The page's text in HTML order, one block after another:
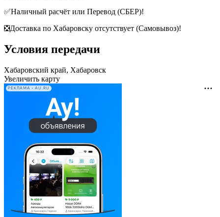
✅Наличный расчёт или Перевод (СБЕР)!
❎Доставка по Хабаровску отсутствует (Самовывоз)!
Условия передачи
Хабаровский край, Хабаровск
Увеличить карту
РЕКЛАМА • AU.RU